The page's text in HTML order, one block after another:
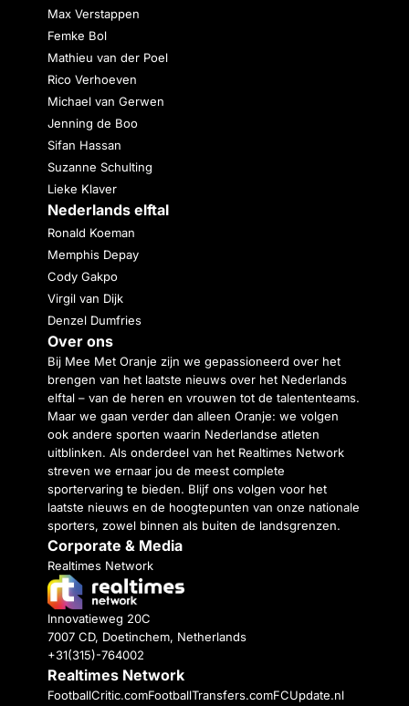
Max Verstappen
Femke Bol
Mathieu van der Poel
Rico Verhoeven
Michael van Gerwen
Jenning de Boo
Sifan Hassan
Suzanne Schulting
Lieke Klaver
Nederlands elftal
Ronald Koeman
Memphis Depay
Cody Gakpo
Virgil van Dijk
Denzel Dumfries
Over ons
Bij Mee Met Oranje zijn we gepassioneerd over het
brengen van het laatste nieuws over het Nederlands
elftal – van de heren en vrouwen tot de talententeams.
Maar we gaan verder dan alleen Oranje: we volgen
ook andere sporten waarin Nederlandse atleten
uitblinken. Als onderdeel van het Realtimes Network
streven we ernaar jou de meest complete
sportervaring te bieden. Blijf ons volgen voor het
laatste nieuws en de hoogtepunten van onze nationale
sporters, zowel binnen als buiten de landsgrenzen.
Corporate & Media
Realtimes Network
Innovatieweg 20C
7007 CD, Doetinchem, Netherlands
+31(315)-764002
Realtimes Network
FootballCritic.comFootballTransfers.comFCUpdate.nl